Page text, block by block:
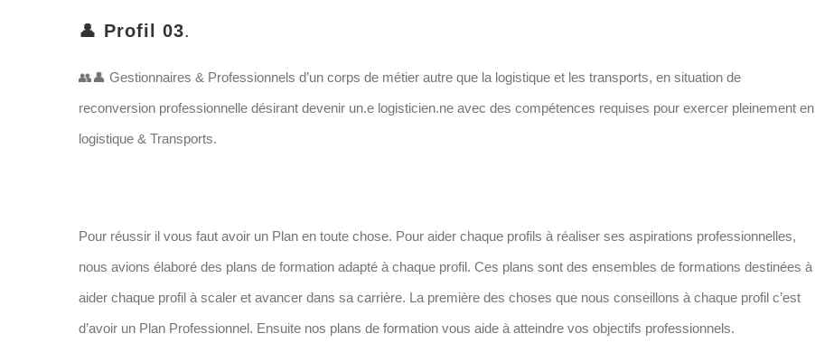
👤 Profil 03.
👥👤 Gestionnaires & Professionnels d’un corps de métier autre que la logistique et les transports, en situation de
reconversion professionnelle désirant devenir un.e logisticien.ne avec des compétences requises pour exercer pleinement en
logistique & Transports.
Pour réussir il vous faut avoir un Plan en toute chose. Pour aider chaque profils à réaliser ses aspirations professionnelles,
nous avions élaboré des plans de formation adapté à chaque profil. Ces plans sont des ensembles de formations destinées à
aider chaque profil à scaler et avancer dans sa carrière. La première des choses que nous conseillons à chaque profil c’est
d’avoir un Plan Professionnel. Ensuite nos plans de formation vous aide à atteindre vos objectifs professionnels.